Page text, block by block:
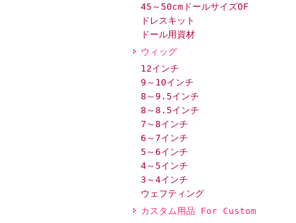
45～50cmドールサイズOF
ドレスキット
ドール用資材
ウィッグ
12インチ
9～10インチ
8～9.5インチ
8～8.5インチ
7～8インチ
6～7インチ
5～6インチ
4～5インチ
3～4インチ
ウェフティング
カスタム用品 For Custom